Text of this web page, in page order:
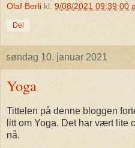
Olaf Berli kl. 9/08/2021 09:39:00
Del
søndag 10. januar 2021
Yoga
Tittelen på denne bloggen
litt om Yoga. Det har vært lite
nå.